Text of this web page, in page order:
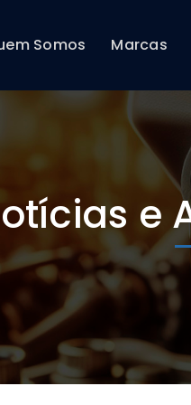
Somos Marcas
e